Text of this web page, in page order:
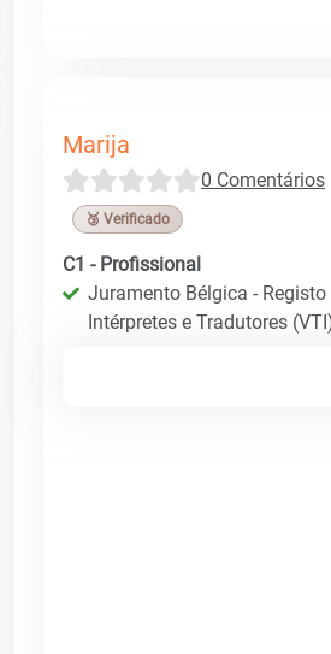
Marija
0 Comentários
🥉 Verificado
C1 - Profissional
Juramento Bélgica -
Intérpretes e Tradutores